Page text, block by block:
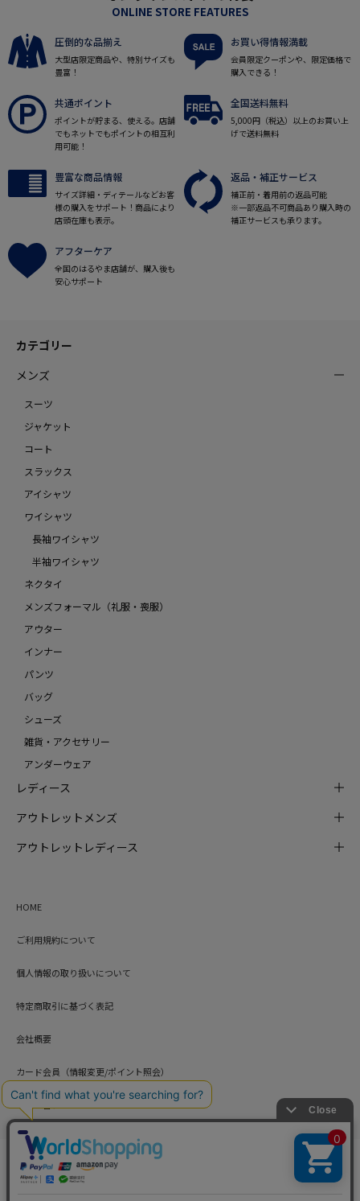
ONLINE STORE FEATURES
圧倒的な品揃え
大型店限定商品や、特別サイズも
豊富！
お買い得情報満載
会員限定クーポンや、限定価格で
購入できる！
共通ポイント
ポイントが貯まる、使える。店舗
でもネットでもポイントの相互利
用可能！
全国送料無料
5,000円（税込）以上のお買い上
げで送料無料
豊富な商品情報
サイズ詳細・ディテールなどお客
様の購入をサポート！商品により
店頭在庫も表示。
返品・補正サービス
補正前・着用前の返品可能
※一部返品不可商品あり購入時の
補正サービスも承ります。
アフターケア
全国のはるやま店舗が、購入後も
安心サポート
カテゴリー
メンズ
スーツ
ジャケット
コート
スラックス
アイシャツ
ワイシャツ
長袖ワイシャツ
半袖ワイシャツ
ネクタイ
メンズフォーマル（礼服・喪服）
アウター
インナー
パンツ
バッグ
シューズ
雑貨・アクセサリー
アンダーウェア
レディース
アウトレットメンズ
アウトレットレディース
HOME
ご利用規約について
個人情報の取り扱いについて
特定商取引に基づく表記
会社概要
カード会員（情報変更/ポイント照会）